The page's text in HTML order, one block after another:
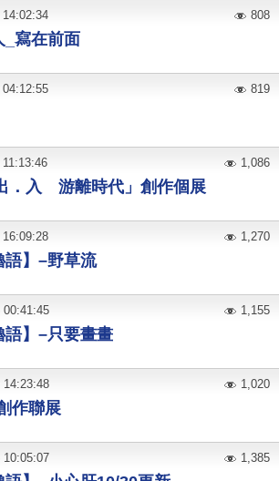
_寫在前面
14:02:34 808
04:12:55 819
．入 游離時代」創作個展
11:13:46 1,086
語】–野草流
16:09:28 1,270
語】–只要畫畫
00:41:45 1,155
作聯展
14:23:48 1,020
10:05:07 1,385